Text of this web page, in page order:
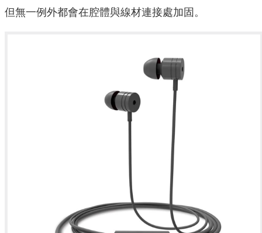
但無一例外都會在腔體與線材連接處加固。